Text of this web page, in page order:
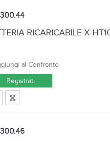
RICARICABILE X
al Confronto
Registrati